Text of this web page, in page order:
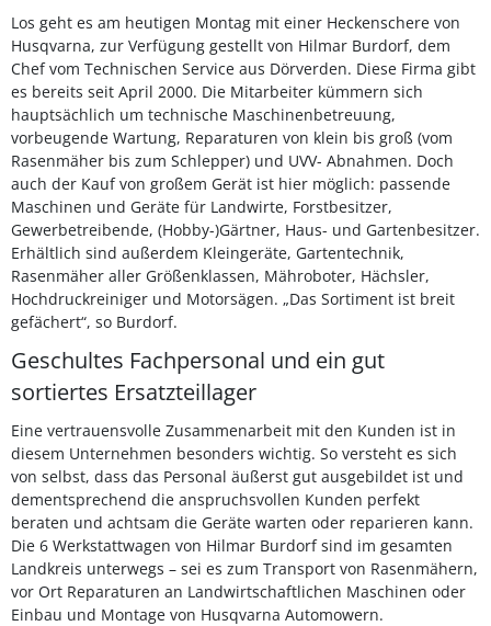
Los geht es am heutigen Montag mit einer Heckenschere von
Husqvarna, zur Verfügung gestellt von Hilmar Burdorf, dem
Chef vom Technischen Service aus Dörverden. Diese Firma gibt
es bereits seit April 2000. Die Mitarbeiter kümmern sich
hauptsächlich um technische Maschinenbetreuung,
vorbeugende Wartung, Reparaturen von klein bis groß (vom
Rasenmäher bis zum Schlepper) und UVV- Abnahmen. Doch
auch der Kauf von großem Gerät ist hier möglich: passende
Maschinen und Geräte für Landwirte, Forstbesitzer,
Gewerbetreibende, (Hobby-)Gärtner, Haus- und Gartenbesitzer.
Erhältlich sind außerdem Kleingeräte, Gartentechnik,
Rasenmäher aller Größenklassen, Mähroboter, Hächsler,
Hochdruckreiniger und Motorsägen. „Das Sortiment ist breit
gefächert“, so Burdorf.
Geschultes Fachpersonal und ein gut
sortiertes Ersatzteillager
Eine vertrauensvolle Zusammenarbeit mit den Kunden ist in
diesem Unternehmen besonders wichtig. So versteht es sich
von selbst, dass das Personal äußerst gut ausgebildet ist und
dementsprechend die anspruchsvollen Kunden perfekt
beraten und achtsam die Geräte warten oder reparieren kann.
Die 6 Werkstattwagen von Hilmar Burdorf sind im gesamten
Landkreis unterwegs – sei es zum Transport von Rasenmähern,
vor Ort Reparaturen an Landwirtschaftlichen Maschinen oder
Einbau und Montage von Husqvarna Automowern.